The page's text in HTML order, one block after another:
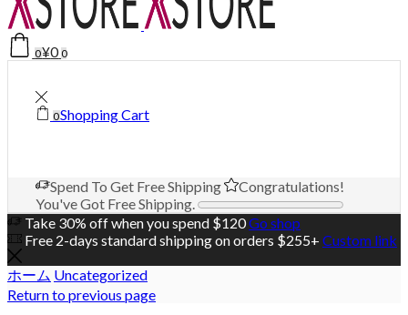
0¥0 0
0Shopping Cart
Spend To Get Free Shipping
Congratulations!
You've Got Free Shipping.
Take 30% off when you spend $120Go shop
Free 2-days standard shipping on orders $255+ Custom link
ホーム Uncategorized
Return to previous page